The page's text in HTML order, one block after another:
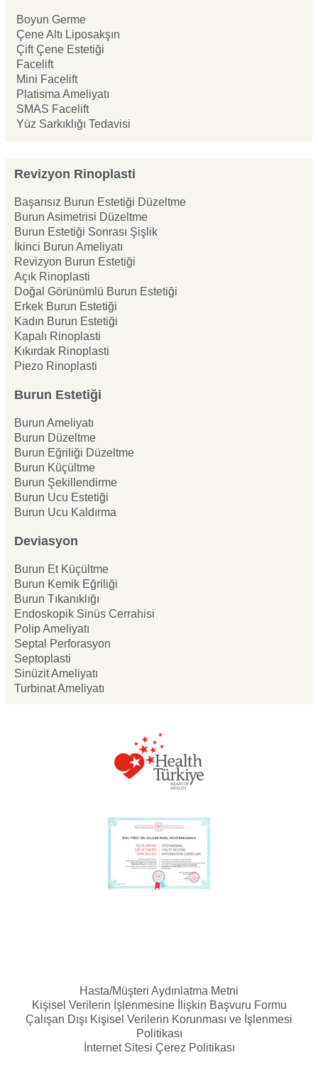
Boyun Germe
Çene Altı Liposakşın
Çift Çene Estetiği
Facelift
Mini Facelift
Platisma Ameliyatı
SMAS Facelift
Yüz Sarkıklığı Tedavisi
Revizyon Rinoplasti
Başarısız Burun Estetiği Düzeltme
Burun Asimetrisi Düzeltme
Burun Estetiği Sonrası Şişlik
İkinci Burun Ameliyatı
Revizyon Burun Estetiği
Açık Rinoplasti
Doğal Görünümlü Burun Estetiği
Erkek Burun Estetiği
Kadın Burun Estetiği
Kapalı Rinoplasti
Kıkırdak Rinoplasti
Piezo Rinoplasti
Burun Estetiği
Burun Ameliyatı
Burun Düzeltme
Burun Eğriliği Düzeltme
Burun Küçültme
Burun Şekillendirme
Burun Ucu Estetiği
Burun Ucu Kaldırma
Deviasyon
Burun Et Küçültme
Burun Kemik Eğriliği
Burun Tıkanıklığı
Endoskopik Sinüs Cerrahisi
Polip Ameliyatı
Septal Perforasyon
Septoplasti
Sinüzit Ameliyatı
Turbinat Ameliyatı
Hasta/Müşteri Aydınlatma Metni
Kişisel Verilerin İşlenmesine İlişkin Başvuru Formu
Çalışan Dışı Kişisel Verilerin Korunması ve İşlenmesi
Politikası
İnternet Sitesi Çerez Politikası